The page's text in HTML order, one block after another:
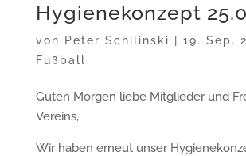
Hygienekonzept
von Peter Schilinski 19. Sep.
Fußball
Guten Morgen liebe Mitglieder und
Vereins,
Wir haben erneut unser